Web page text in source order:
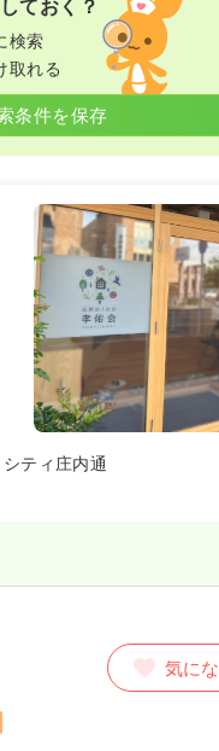
ておく？
検索
取れる
条件を保存
ティ庄内通
気に